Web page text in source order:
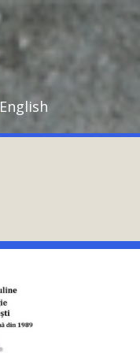
English